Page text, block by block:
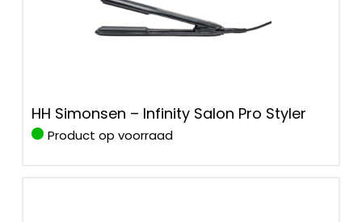
HH Simonsen – Infinity Salon Pro Styler
Product op voorraad